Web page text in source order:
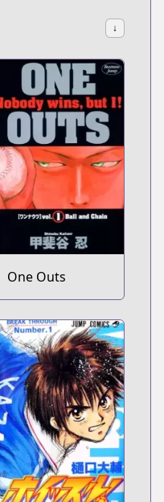
↓
One Outs